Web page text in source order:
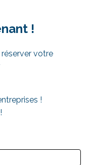
!
réserver votre
!